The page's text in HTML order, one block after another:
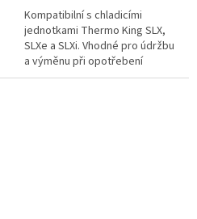
Kompatibilní s chladicími
jednotkami Thermo King SLX,
SLXe a SLXi. Vhodné pro údržbu
a výměnu při opotřebení
původní kladky.